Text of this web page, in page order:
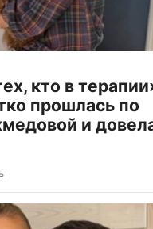
кто в
прошлась по
и